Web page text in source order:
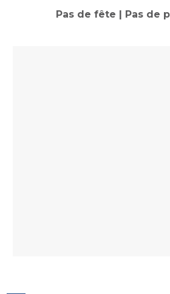
Pas de fête | Pas de